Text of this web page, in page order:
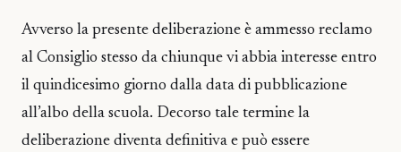
Avverso la presente deliberazione è ammesso reclamo
al Consiglio stesso da chiunque vi abbia interesse entro
il quindicesimo giorno dalla data di pubblicazione
all’albo della scuola. Decorso tale termine la
deliberazione diventa definitiva e può essere